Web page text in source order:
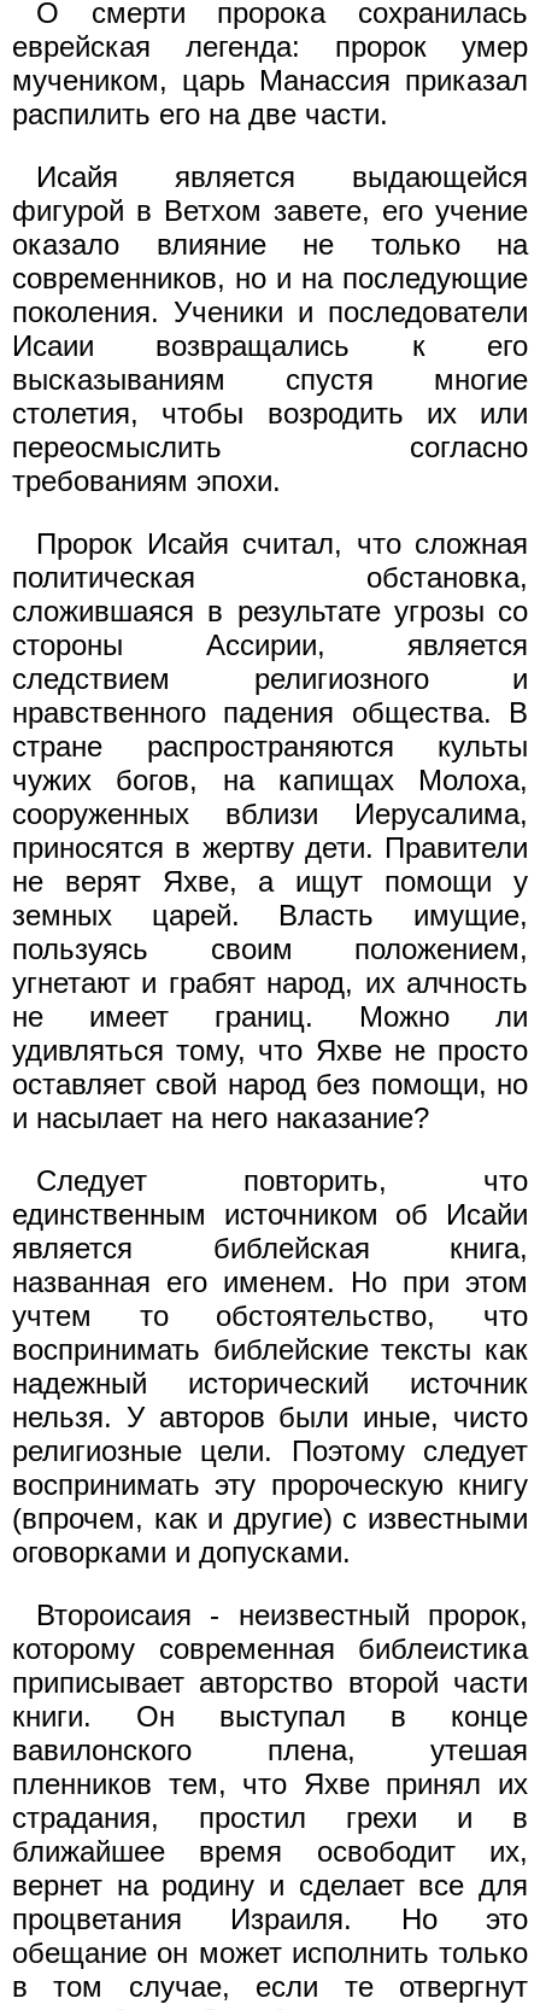
О смерти пророка сохранилась
еврейская легенда: пророк умер
мучеником, царь Манассия приказал
распилить его на две части.
Исайя является выдающейся
фигурой в Ветхом завете, его учение
оказало влияние не только на
современников, но и на последующие
поколения. Ученики и последователи
Исаии возвращались к его
высказываниям спустя многие
столетия, чтобы возродить их или
переосмыслить согласно
требованиям эпохи.
Пророк Исайя считал, что сложная
политическая обстановка,
сложившаяся в результате угрозы со
стороны Ассирии, является
следствием религиозного и
нравственного падения общества. В
стране распространяются культы
чужих богов, на капищах Молоха,
сооруженных вблизи Иерусалима,
приносятся в жертву дети. Правители
не верят Яхве, а ищут помощи у
земных царей. Власть имущие,
пользуясь своим положением,
угнетают и грабят народ, их алчность
не имеет границ. Можно ли
удивляться тому, что Яхве не просто
оставляет свой народ без помощи, но
и насылает на него наказание?
Следует повторить, что
единственным источником об Исайи
является библейская книга,
названная его именем. Но при этом
учтем то обстоятельство, что
воспринимать библейские тексты как
надежный исторический источник
нельзя. У авторов были иные, чисто
религиозные цели. Поэтому следует
воспринимать эту пророческую книгу
(впрочем, как и другие) с известными
оговорками и допусками.
Второисаия - неизвестный пророк,
которому современная библеистика
приписывает авторство второй части
книги. Он выступал в конце
вавилонского плена, утешая
пленников тем, что Яхве принял их
страдания, простил грехи и в
ближайшее время освободит их,
вернет на родину и сделает все для
процветания Израиля. Но это
обещание он может исполнить только
в том случае, если те отвергнут